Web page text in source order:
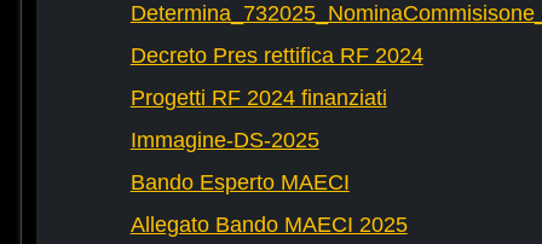
Decreto Pres rettifica RF 2024
Progetti RF 2024 finanziati
Immagine-DS-2025
Bando Esperto MAECI
Allegato Bando MAECI 2025